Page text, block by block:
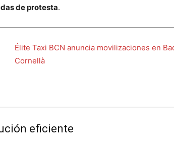
de protesta.
Élite Taxi BCN anuncia movilizaciones en
Cornellà
eficiente